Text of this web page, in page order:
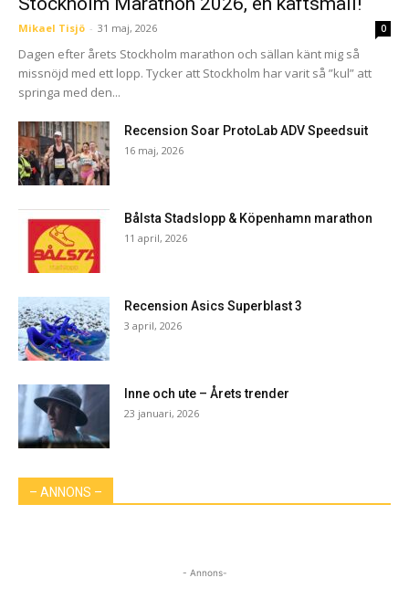
Mikael Tisjö - 31 maj, 2026 0
Dagen efter årets Stockholm marathon och sällan känt mig så
missnöjd med ett lopp. Tycker att Stockholm har varit så ”kul” att
springa med den...
Recension Soar ProtoLab ADV Speedsuit
16 maj, 2026
Bålsta Stadslopp & Köpenhamn marathon
11 april, 2026
Recension Asics Superblast 3
3 april, 2026
Inne och ute – Årets trender
23 januari, 2026
– ANNONS –
- Annons-